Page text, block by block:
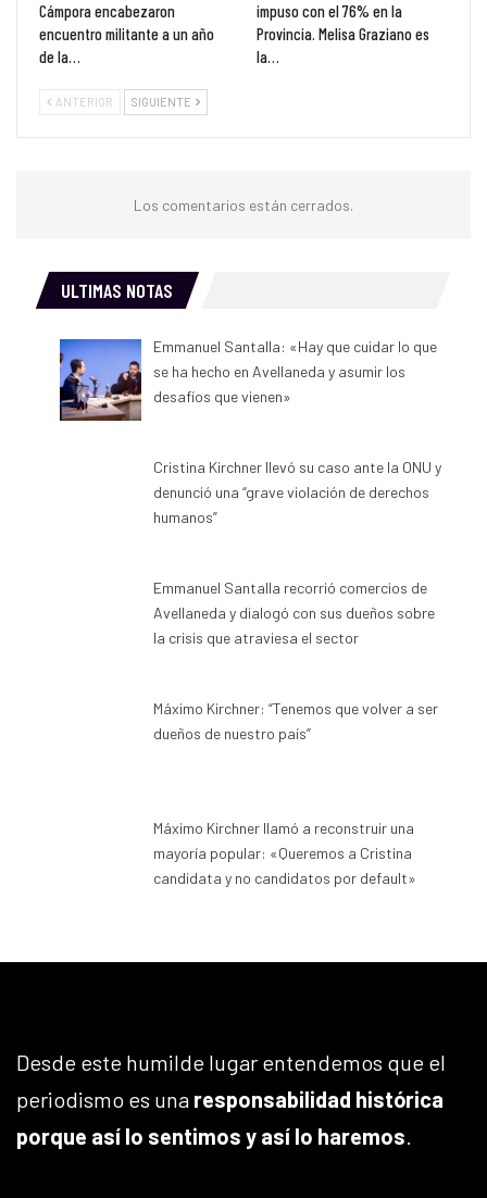
Cámpora encabezaron
encuentro militante a un año
de la…
impuso con el 76% en la
Provincia. Melisa Graziano es
la…
ANTERIOR SIGUIENTE
Los comentarios están cerrados.
ULTIMAS NOTAS
Emmanuel Santalla: «Hay que cuidar lo que
se ha hecho en Avellaneda y asumir los
desafíos que vienen»
Cristina Kirchner llevó su caso ante la ONU y
denunció una “grave violación de derechos
humanos”
Emmanuel Santalla recorrió comercios de
Avellaneda y dialogó con sus dueños sobre
la crisis que atraviesa el sector
Máximo Kirchner: “Tenemos que volver a ser
dueños de nuestro país”
Máximo Kirchner llamó a reconstruir una
mayoría popular: «Queremos a Cristina
candidata y no candidatos por default»
Desde este humilde lugar entendemos que el
periodismo es una responsabilidad histórica
porque así lo sentimos y así lo haremos.